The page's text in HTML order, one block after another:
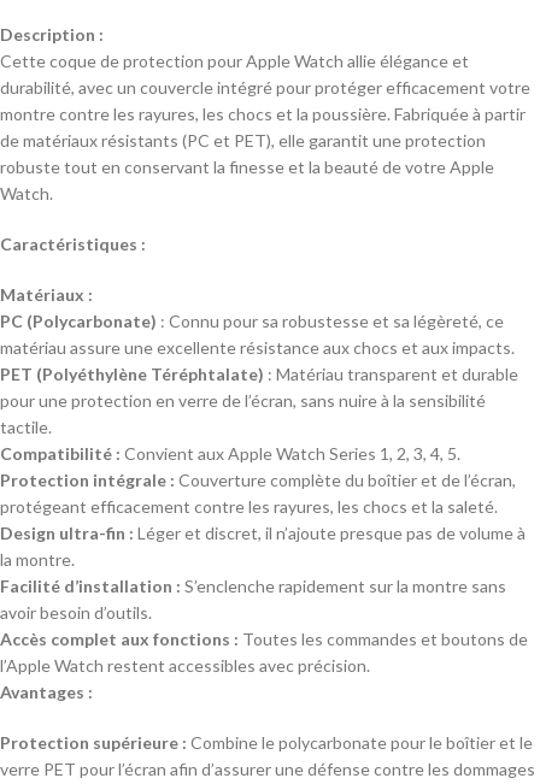
Description :
Cette coque de protection pour Apple Watch allie élégance et
durabilité, avec un couvercle intégré pour protéger efficacement votre
montre contre les rayures, les chocs et la poussière. Fabriquée à partir
de matériaux résistants (PC et PET), elle garantit une protection
robuste tout en conservant la finesse et la beauté de votre Apple
Watch.
Caractéristiques :
Matériaux :
PC (Polycarbonate) : Connu pour sa robustesse et sa légèreté, ce
matériau assure une excellente résistance aux chocs et aux impacts.
PET (Polyéthylène Téréphtalate) : Matériau transparent et durable
pour une protection en verre de l’écran, sans nuire à la sensibilité
tactile.
Compatibilité : Convient aux Apple Watch Series 1, 2, 3, 4, 5.
Protection intégrale : Couverture complète du boîtier et de l’écran,
protégeant efficacement contre les rayures, les chocs et la saleté.
Design ultra-fin : Léger et discret, il n’ajoute presque pas de volume à
la montre.
Facilité d’installation : S’enclenche rapidement sur la montre sans
avoir besoin d’outils.
Accès complet aux fonctions : Toutes les commandes et boutons de
l’Apple Watch restent accessibles avec précision.
Avantages :
Protection supérieure : Combine le polycarbonate pour le boîtier et le
verre PET pour l’écran afin d’assurer une défense contre les dommages